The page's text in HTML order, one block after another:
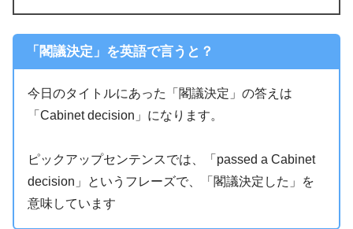
「閣議決定」を英語で言うと？
今日のタイトルにあった「閣議決定」の答えは
「Cabinet decision」になります。
ピックアップセンテンスでは、「passed a Cabinet
decision」というフレーズで、「閣議決定した」を
意味しています